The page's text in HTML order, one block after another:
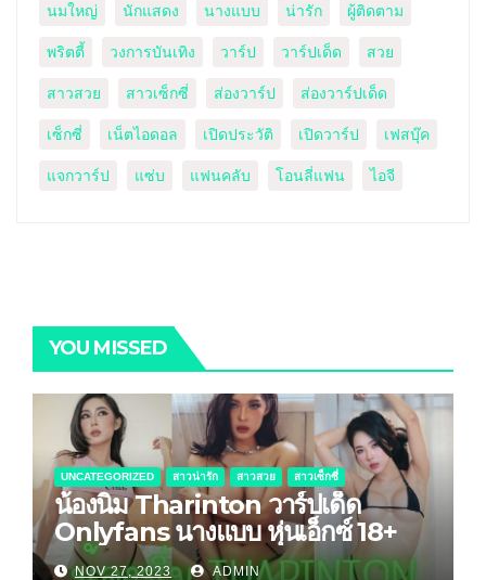
นมใหญ่ นักแสดง นางแบบ น่ารัก ผู้ติดตาม
พริตตี้ วงการบันเทิง วาร์ป วาร์ปเด็ด สวย
สาวสวย สาวเซ็กซี่ ส่องวาร์ป ส่องวาร์ปเด็ด
เซ็กซี่ เน็ตไอดอล เปิดประวัติ เปิดวาร์ป เฟสบุ๊ค
แจกวาร์ป แซ่บ แฟนคลับ โอนลี่แฟน ไอจี
YOU MISSED
UNCATEGORIZED สาวน่ารัก สาวสวย สาวเซ็กซี่
น้องนิ่ม Tharinton วาร์ปเด็ด
Onlyfans นางแบบ หุ่นเอ็กซ์ 18+
NOV 27, 2023 ADMIN